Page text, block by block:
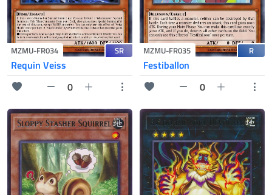
MZMU-FR034 SR
Requin Veiss
0
MZMU-FR035 R
Festiballon
0